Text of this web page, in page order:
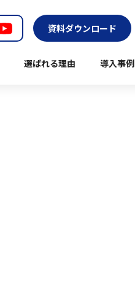
資料ダウンロード
選ばれる理由 導入事例